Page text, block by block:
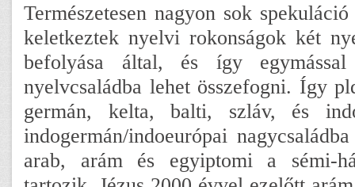
Természetesen nagyon sok
keletkeztek nyelvi rokonságok két
befolyása által, és így
nyelvcsaládba lehet összefogni. Így
germán, kelta, balti, szláv, és
indogermán/indoeurópai
arab, arám és egyiptomi a sémi-